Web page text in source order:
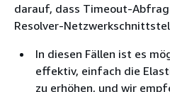
darauf, dass Timeout-
Resolver-
In diesen Fällen ist es
effektiv, einfach die
zu erhöhen, und wir